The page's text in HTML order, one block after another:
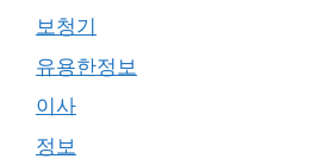
보청기
유용한정보
이사
정보